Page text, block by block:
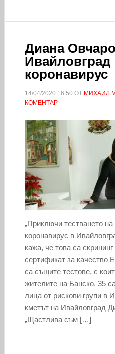
Диана
Ивайловград
коронавирус
14/04/2020 16:50 ОТ МИХАИЛ
КОМЕНТАР
„Приключи тестването на
коронавирус в
кажа, че това са
сертификат за качество
са същите тестове, с
жителите на Банско. 35
лица от рискови групи в
кметът на Ивайловград
„Щастлива съм […]